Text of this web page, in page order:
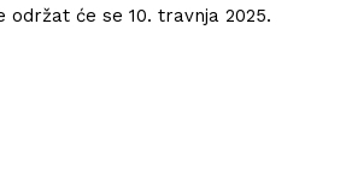
održat će se 10. travnja 2025.